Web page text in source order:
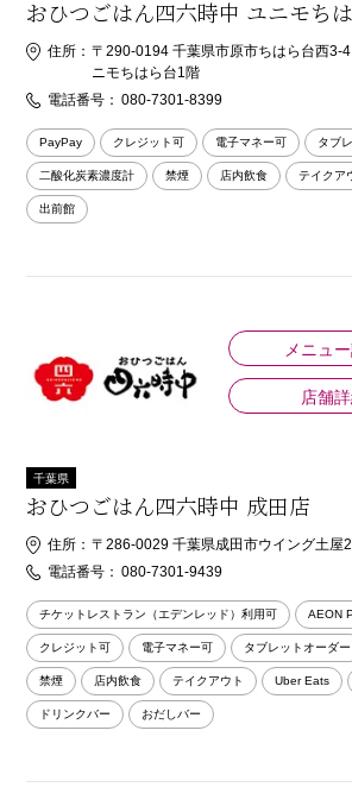
おひつごはん四六時中 ユニモち
住所： 〒290-0194 千葉県市原市ちはら台西3-
ニモちはら台1階
電話番号： 080-7301-8399
PayPay クレジット可 電子マネー可 タブ
二酸化炭素濃度計 禁煙 店内飲食 テイクア
出前館
メニュ
店舗
千葉県
おひつごはん四六時中 成田店
住所： 〒286-0029 千葉県成田市ウイング土屋
電話番号： 080-7301-9439
チケットレストラン（エデンレッド）利用可 AEON
クレジット可 電子マネー可 タブレットオーダー
禁煙 店内飲食 テイクアウト Uber Eats
ドリンクバー おだしバー